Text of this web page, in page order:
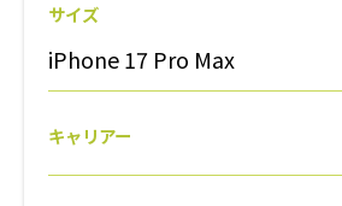
サイズ
iPhone 17 Pro Max
キャリアー